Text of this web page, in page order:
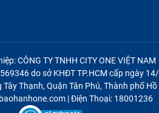
CÔNG TY TNHH CITY ONE VIỆT NAM
do sở KHĐT TP.HCM cấp ngày
Thạnh, Quận Tân Phú, Thành phố
| Điện Thoại: 18001236